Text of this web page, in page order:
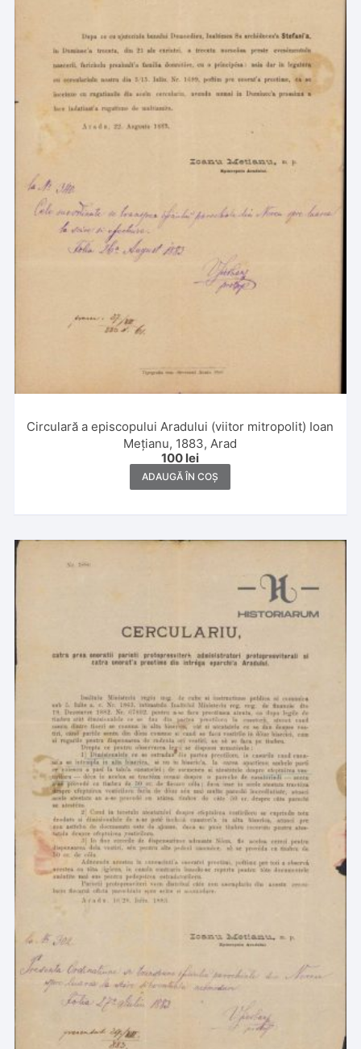
Circulară a episcopului Aradului (viitor mitropolit) Ioan
Mețianu, 1883, Arad
100 lei
ADAUGĂ ÎN COȘ